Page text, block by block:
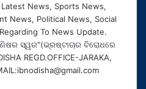
News, Sports News,
News, Political News, Social
To News Update.
ସ୍ୱର"(ଭ୍ରଷ୍ଟାଚାର ବିରୋଧରେ
REGD.OFFICE-JARAKA,